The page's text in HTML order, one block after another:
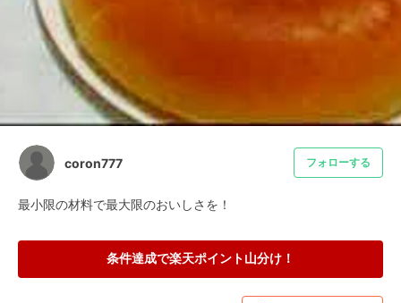
coron777 フォローする
最小限の材料で最大限のおいしさを！
条件達成で楽天ポイント山分け！